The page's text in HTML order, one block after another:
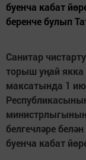
буенча кабат
беренче булып
Санитар
торыш уңай
максатында 1
белгечләре
буенча кабат